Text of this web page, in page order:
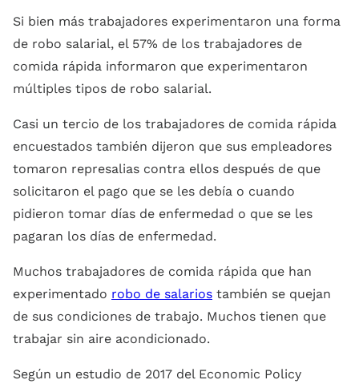
Si bien más trabajadores experimentaron una forma
de robo salarial, el 57% de los trabajadores de
comida rápida informaron que experimentaron
múltiples tipos de robo salarial.
Casi un tercio de los trabajadores de comida rápida
encuestados también dijeron que sus empleadores
tomaron represalias contra ellos después de que
solicitaron el pago que se les debía o cuando
pidieron tomar días de enfermedad o que se les
pagaran los días de enfermedad.
Muchos trabajadores de comida rápida que han
experimentado robo de salarios también se quejan
de sus condiciones de trabajo. Muchos tienen que
trabajar sin aire acondicionado.
Según un estudio de 2017 del Economic Policy